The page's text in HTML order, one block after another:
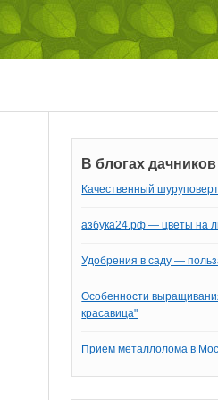
В блогах
Качественный
азбука24.рф — цветы на
Удобрения в саду —
Особенности
красавица"
Прием металлолома в